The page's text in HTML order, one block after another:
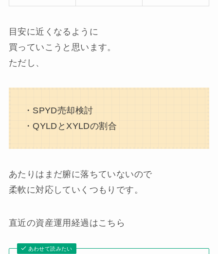
目安に近くなるように
買っていこうと思います。
ただし、
・SPYD売却検討
・QYLDとXYLDの割合
あたりはまだ腑に落ちていないので
柔軟に対応していくつもりです。
直近の資産運用経過はこちら
あわせて読みたい